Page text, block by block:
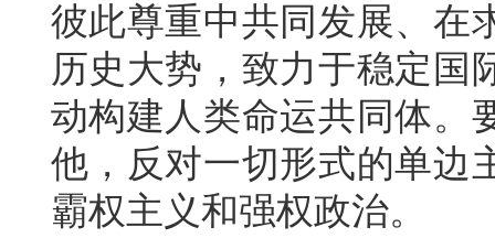
彼此尊重中共同发展、在
历史大势，致力于稳定国
动构建人类命运共同体。
他，反对一切形式的单边
霸权主义和强权政治。